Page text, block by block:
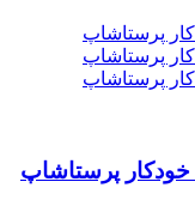
خودکار پرستاشاپ